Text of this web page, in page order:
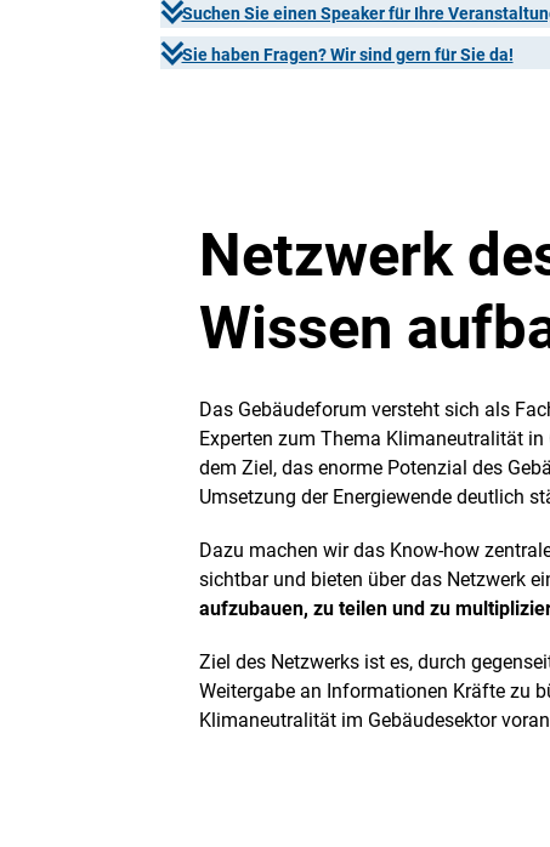
Suchen Sie einen Speaker für Ihre
Sie haben Fragen? Wir sind gern für Sie da!
Netzwerk
Wissen
Das Gebäudeforum versteht sich als
Experten zum Thema Klimaneutralität
dem Ziel, das enorme Potenzial des
Umsetzung der Energiewende deutlich
Dazu machen wir das Know-how
sichtbar und bieten über das Netzwerk
aufzubauen, zu teilen und zu
Ziel des Netzwerks ist es, durch
Weitergabe an Informationen Kräfte zu
Klimaneutralität im Gebäudesektor